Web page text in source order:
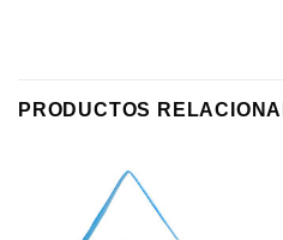
PRODUCTOS